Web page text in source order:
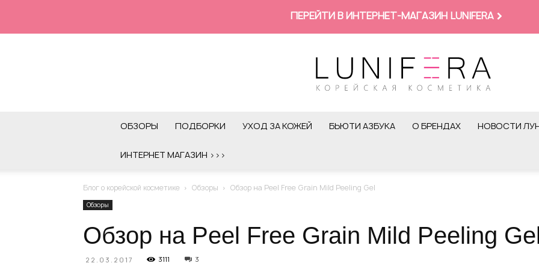
ПЕРЕЙТИ В ИНТЕРНЕТ-МАГАЗИН LUNIFERA
ОБЗОРЫ ПОДБОРКИ УХОД ЗА КОЖЕЙ БЬЮТИ АЗБУКА О БРЕНДАХ НОВОСТИ
ИНТЕРНЕТ МАГАЗИН >>>
Блог о корейской косметике Обзоры Обзор на Peel Free Grain Mild Peeling Gel
Обзоры
Обзор на Peel Free Grain Mild Peeling
22.03.2017 3111 3